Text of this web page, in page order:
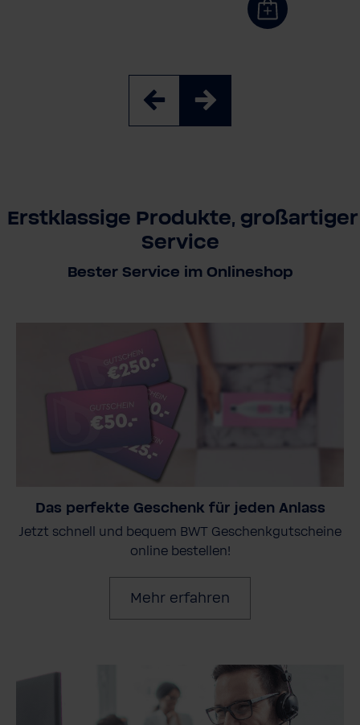
Erstklassige Produkte, großartiger
Service
Bester Service im Onlineshop
Das perfekte Geschenk für jeden Anlass
Jetzt schnell und bequem BWT Geschenkgutscheine
online bestellen!
Mehr erfahren